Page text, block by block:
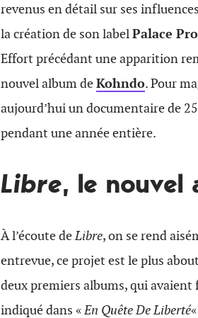
revenus en détail sur ses
la création de son labelPalace
Effort précédant une apparition
nouvel album deKohndo. Pour
aujourd’hui un documentaire de
pendant une année entière.
Libre, le nouvel
À l’écoute deLibre, on se rend
entrevue, ce projet est le plus
deux premiers albums, qui
indiqué dans «En Quête De Liberté